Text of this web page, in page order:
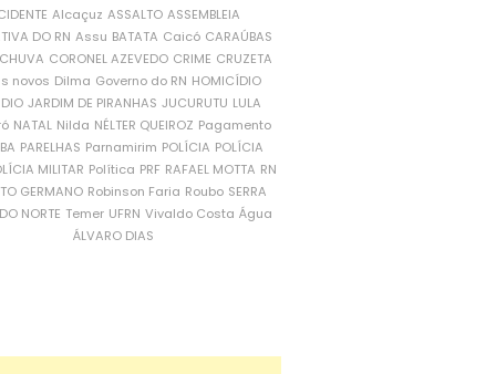
Alcaçuz ASSALTO ASSEMBLEIA
DO RN Assu BATATA Caicó CARAÚBAS
CORONEL AZEVEDO CRIME CRUZETA
novos Dilma Governo do RN HOMICÍDIO
JARDIM DE PIRANHAS JUCURUTU LULA
NATAL Nilda NÉLTER QUEIROZ Pagamento
PARELHAS Parnamirim POLÍCIA POLÍCIA
MILITAR Política PRF RAFAEL MOTTA RN
GERMANO Robinson Faria Roubo SERRA
NORTE Temer UFRN Vivaldo Costa Água
ÁLVARO DIAS